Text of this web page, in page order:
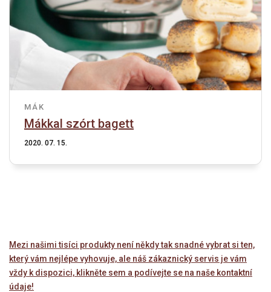
MÁK
Mákkal szórt bagett
2020. 07. 15.
Mezi našimi tisíci produkty není někdy tak snadné vybrat si ten,
který vám nejlépe vyhovuje, ale náš zákaznický servis je vám
vždy k dispozici, klikněte sem a podívejte se na naše kontaktní
údaje!